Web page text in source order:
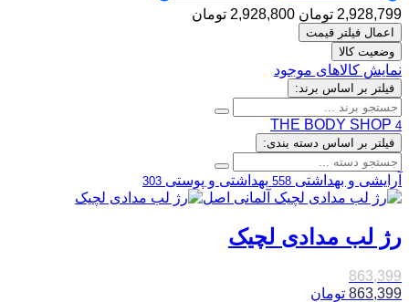
2,928,799 تومان 2,928,800 تومان
اعمال فیلتر قیمت
وضعیت کالا
نمایش کالاهای موجود
فیلتر بر اساس برند:
THE BODY SHOP 4
فیلتر بر اساس دسته بندی:
آرایشی و بهداشتی 558 بهداشتی و پوستی 303
رژ لب مدادی لچیک
863,399
863,399 تومان